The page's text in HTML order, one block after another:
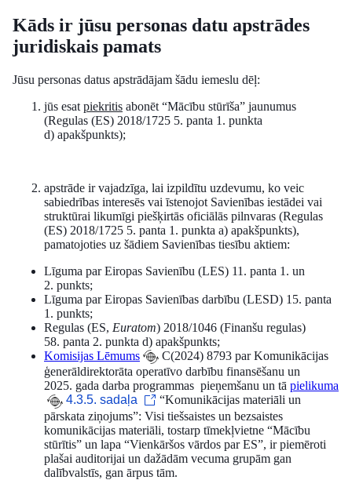
Kāds ir jūsu personas datu apstrādes
juridiskais pamats
Jūsu personas datus apstrādājam šādu iemeslu dēļ:
jūs esat piekritis abonēt “Mācību stūrīša” jaunumus
(Regulas (ES) 2018/1725 5. panta 1. punkta
d) apakšpunkts);
apstrāde ir vajadzīga, lai izpildītu uzdevumu, ko veic
sabiedrības interesēs vai īstenojot Savienības iestādei vai
struktūrai likumīgi piešķirtās oficiālās pilnvaras (Regulas
(ES) 2018/1725 5. panta 1. punkta a) apakšpunkts),
pamatojoties uz šādiem Savienības tiesību aktiem:
Līguma par Eiropas Savienību (LES) 11. panta 1. un
2. punkts;
Līguma par Eiropas Savienības darbību (LESD) 15. panta
1. punkts;
Regulas (ES, Euratom) 2018/1046 (Finanšu regulas)
58. panta 2. punkta d) apakšpunkts;
Komisijas Lēmums
C(2024) 8793 par Komunikācijas
ģenerāldirektorāta operatīvo darbību finansēšanu un
2025. gada darba programmas pieņemšanu un tā pielikuma
4.3.5. sadaļa
“Komunikācijas materiāli un
pārskata ziņojums”: Visi tiešsaistes un bezsaistes
komunikācijas materiāli, tostarp tīmekļvietne “Mācību
stūrītis” un lapa “Vienkāršos vārdos par ES”, ir piemēroti
plašai auditorijai un dažādām vecuma grupām gan
dalībvalstīs, gan ārpus tām.